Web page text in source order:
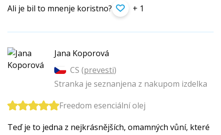
Ali je bil to mnenje koristno? + 1
Jana Koporová
CS (prevesti)
Stranka je seznanjena z nakupom izdelka
Freedom esenciální olej
Teď je to jedna z nejkrásnějších, omamných vůní, které